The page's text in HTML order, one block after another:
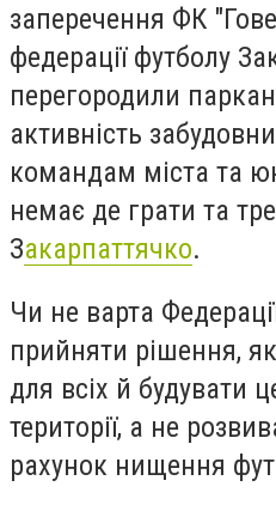
заперечення ФК
федерації футболу
перегородили
активність
командам міста та
немає де грати та
Закарпаттячко.
Чи не варта
прийняти рішення,
для всіх й будувати
території, а не
рахунок нищення